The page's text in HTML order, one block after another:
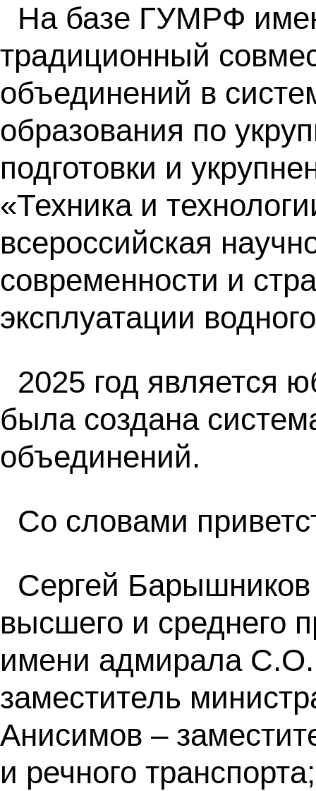
На базе ГУМРФ
традиционный
объединений в
образования по
подготовки и
«Техника и
всероссийская
современности и
эксплуатации
2025 год является
была создана
объединений.
Со словами
Сергей
высшего и среднего
имени адмирала С.О.
заместитель
Анисимов –
и речного